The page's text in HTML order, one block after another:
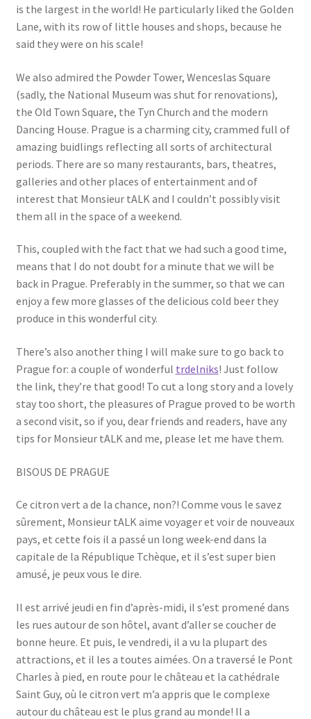
Events
Locations
My Bookings
Private
is the largest in the world! He particularly liked the Golden
Lane, with its row of little houses and shops, because he
said they were on his scale!
We also admired the Powder Tower, Wenceslas Square
(sadly, the National Museum was shut for renovations),
the Old Town Square, the Tyn Church and the modern
Dancing House. Prague is a charming city, crammed full of
amazing buidlings reflecting all sorts of architectural
periods. There are so many restaurants, bars, theatres,
galleries and other places of entertainment and of
interest that Monsieur tALK and I couldn’t possibly visit
them all in the space of a weekend.
This, coupled with the fact that we had such a good time,
means that I do not doubt for a minute that we will be
back in Prague. Preferably in the summer, so that we can
enjoy a few more glasses of the delicious cold beer they
produce in this wonderful city.
There’s also another thing I will make sure to go back to
Prague for: a couple of wonderful trdelniks! Just follow
the link, they’re that good! To cut a long story and a lovely
stay too short, the pleasures of Prague proved to be worth
a second visit, so if you, dear friends and readers, have any
tips for Monsieur tALK and me, please let me have them.
BISOUS DE PRAGUE
Ce citron vert a de la chance, non?! Comme vous le savez
sûrement, Monsieur tALK aime voyager et voir de nouveaux
pays, et cette fois il a passé un long week-end dans la
capitale de la République Tchèque, et il s’est super bien
amusé, je peux vous le dire.
Il est arrivé jeudi en fin d’après-midi, il s’est promené dans
les rues autour de son hôtel, avant d’aller se coucher de
bonne heure. Et puis, le vendredi, il a vu la plupart des
attractions, et il les a toutes aimées. On a traversé le Pont
Charles à pied, en route pour le château et la cathédrale
Saint Guy, où le citron vert m’a appris que le complexe
autour du château est le plus grand au monde! Il a